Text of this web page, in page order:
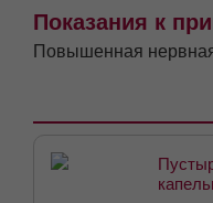
Показания к
Повышенная